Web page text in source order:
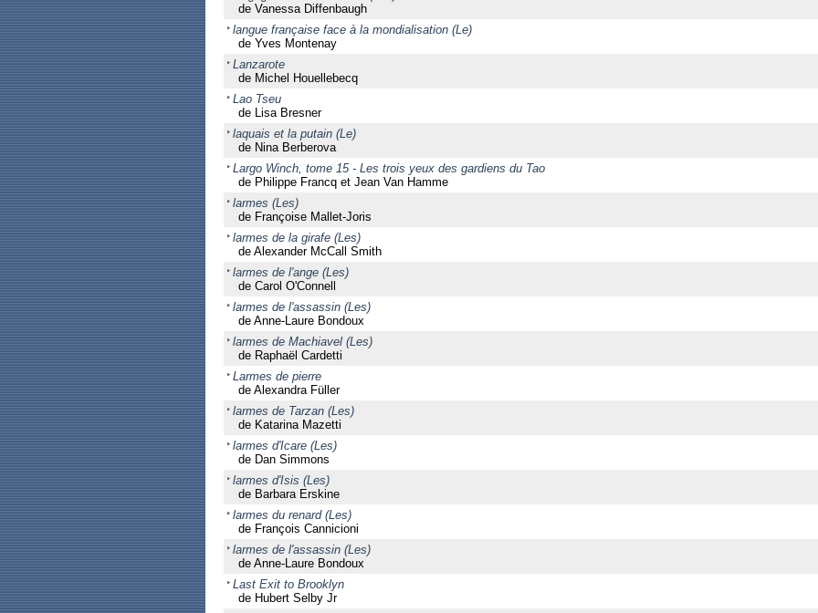
de Vanessa Diffenbaugh
langue française face à la mondialisation (Le)
de Yves Montenay
Lanzarote
de Michel Houellebecq
Lao Tseu
de Lisa Bresner
laquais et la putain (Le)
de Nina Berberova
Largo Winch, tome 15 - Les trois yeux des gardiens du Tao
de Philippe Francq et Jean Van Hamme
larmes (Les)
de Françoise Mallet-Joris
larmes de la girafe (Les)
de Alexander McCall Smith
larmes de l'ange (Les)
de Carol O'Connell
larmes de l'assassin (Les)
de Anne-Laure Bondoux
larmes de Machiavel (Les)
de Raphaël Cardetti
Larmes de pierre
de Alexandra Füller
larmes de Tarzan (Les)
de Katarina Mazetti
larmes d'Icare (Les)
de Dan Simmons
larmes d'Isis (Les)
de Barbara Erskine
larmes du renard (Les)
de François Cannicioni
larmes de l'assassin (Les)
de Anne-Laure Bondoux
Last Exit to Brooklyn
de Hubert Selby Jr